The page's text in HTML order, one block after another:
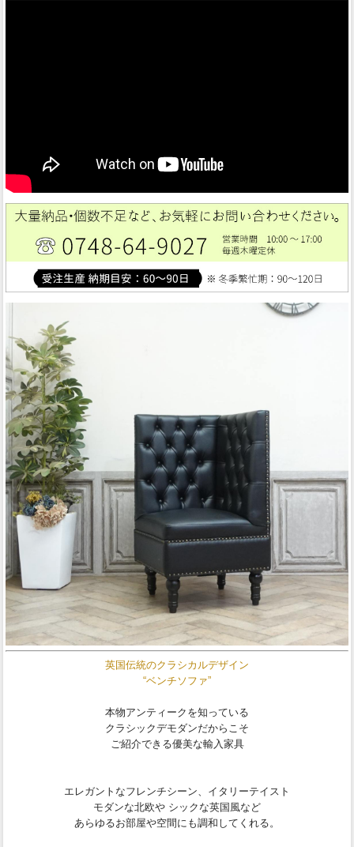
英国伝統のクラシカルデザイン
“ベンチソファ”
本物アンティークを知っている
クラシックデモダンだからこそ
ご紹介できる優美な輸入家具
エレガントなフレンチシーン、イタリーテイスト
モダンな北欧や シックな英国風など
あらゆるお部屋や空間にも調和してくれる。